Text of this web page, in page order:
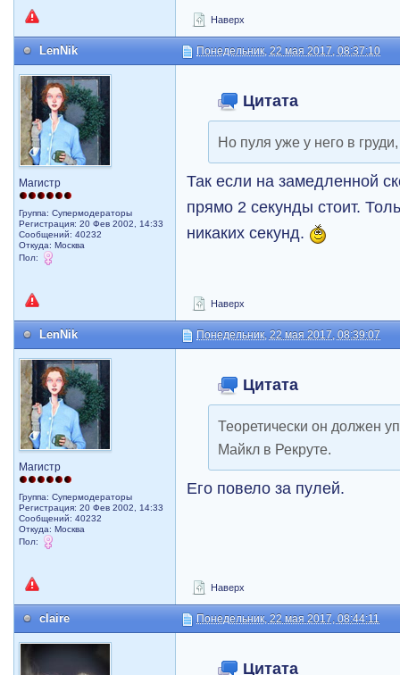
Наверх
LenNik Понедельник, 22 мая 2017, 08:37:10
Магистр
Группа: Супермодераторы
Регистрация: 20 Фев 2002, 14:33
Сообщений: 40232
Откуда: Москва
Пол:
Цитата
Но пуля уже у него в груди,
Так если на замедленной
прямо 2 секунды стоит.
никаких секунд.
Наверх
LenNik Понедельник, 22 мая 2017, 08:39:07
Магистр
Группа: Супермодераторы
Регистрация: 20 Фев 2002, 14:33
Сообщений: 40232
Откуда: Москва
Пол:
Цитата
Теоретически он должен
Майкл в Рекруте.
Его повело за пулей.
Наверх
claire Понедельник, 22 мая 2017, 08:44:11
Цитата